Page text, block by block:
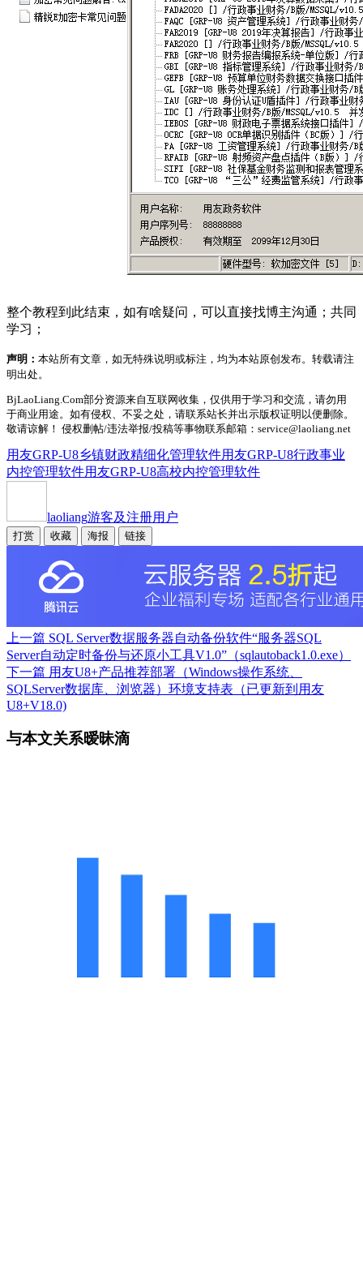
整个教程到此结束，如有啥疑问，可以直接找博主沟通；共同
学习；
声明： 本站所有文章，如无特殊说明或标注，均为本站原创发布。转载请注
明出处。
BjLaoLiang.Com部分资源来自互联网收集，仅供用于学习和交流，请勿用
于商业用途。如有侵权、不妥之处，请联系站长并出示版权证明以便删除。
敬请谅解！ 侵权删帖/违法举报/投稿等事物联系邮箱：service@laoliang.net
用友GRP-U8乡镇财政精细化管理软件用友GRP-U8行政事业
内控管理软件用友GRP-U8高校内控管理软件
laoliang游客及注册用户
打赏 收藏 海报 链接
上一篇 SQL Server数据服务器自动备份软件“服务器SQL
Server自动定时备份与还原小工具V1.0”（sqlautoback1.0.exe）
下一篇 用友U8+产品推荐部署（Windows操作系统、
SQLServer数据库、浏览器）环境支持表（已更新到用友
U8+V18.0)
与本文关系暧昧滴